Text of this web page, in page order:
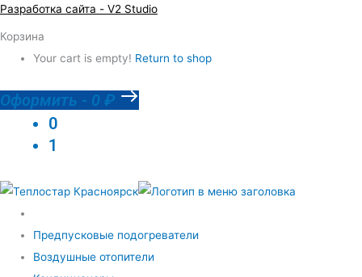
Разработка сайта - V2 Studio
Корзина
Your cart is empty! Return to shop
Оформить - 0 ₽
0
1
Предпусковые подогреватели
Воздушные отопители